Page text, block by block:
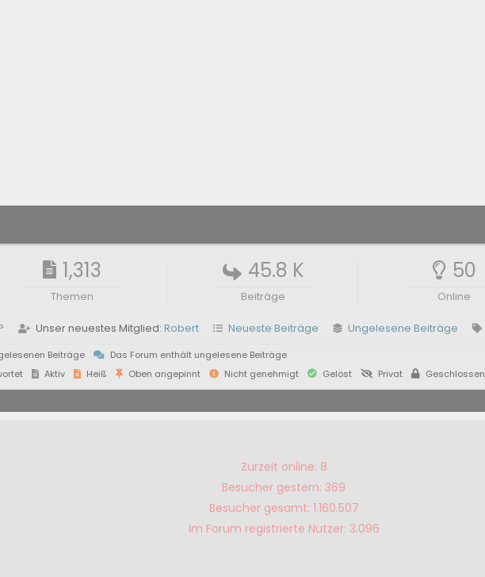
1,313
Themen
45.8 K
Beiträge
50
Online
Unser neuestes Mitglied: Robert Neueste Beiträge Ungelesene Beiträge
Beiträge
Das Forum enthält ungelesene Beiträge
Aktiv Heiß Oben angepinnt Nicht genehmigt Gelöst Privat Geschlossen
Zurzeit online: 8
Besucher gestern: 369
Besucher gesamt: 1.160.507
Im Forum registrierte Nutzer: 3.096